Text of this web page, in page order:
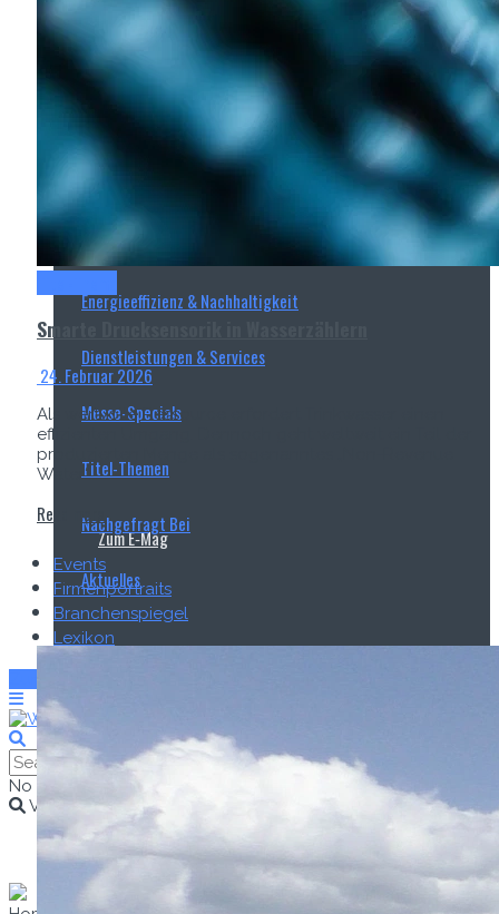
Wasserbehandlung
Wasserinfrastruktur
Anlagen & Komponenten
Messtechnik & Analytik
Prozessautomatisierung & Digitalisierung
Energieeffizienz & Nachhaltigkeit
Dienstleistungen & Services
Messe-Specials
Titel-Themen
Nachgefragt Bei
Aktuelles
Smarte Drucksensorik in Wasserzählern
24. Februar 2026
Als wertvolle Ressource erfordert Trinkwasser einen
effizienten Umgang. Dennoch geht weltweit ein Teil der
produzierten Menge als sogenanntes „Non-Revenue
Water“...
Read more
Zum E‑Mag
Events
Firmenportraits
Branchenspiegel
Lexikon
No Result
View All Result